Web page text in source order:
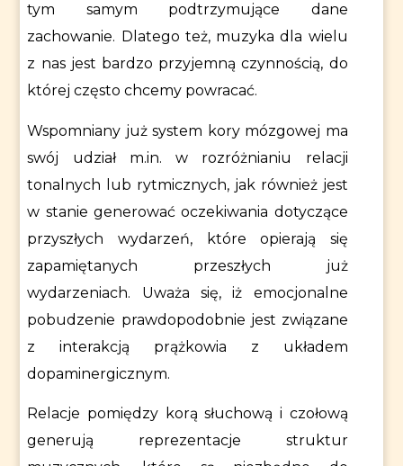
tym samym podtrzymujące dane
zachowanie. Dlatego też, muzyka dla wielu
z nas jest bardzo przyjemną czynnością, do
której często chcemy powracać.
Wspomniany już system kory mózgowej ma
swój udział m.in. w rozróżnianiu relacji
tonalnych lub rytmicznych, jak również jest
w stanie generować oczekiwania dotyczące
przyszłych wydarzeń, które opierają się
zapamiętanych przeszłych już
wydarzeniach. Uważa się, iż emocjonalne
pobudzenie prawdopodobnie jest związane
z interakcją prążkowia z układem
dopaminergicznym.
Relacje pomiędzy korą słuchową i czołową
generują reprezentacje struktur